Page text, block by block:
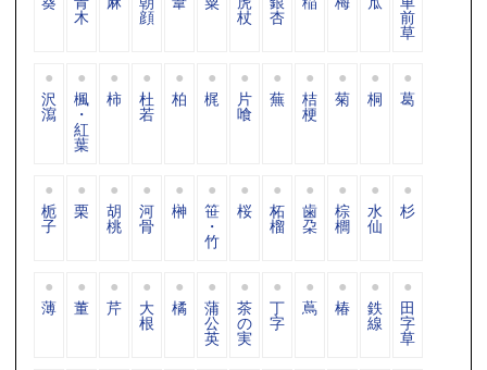
木 顔 杖 杏 前
草
沢
瀉
楓
・
紅
葉
柿 杜
若
柏 梶 片
喰
蕪 桔
梗
菊 桐 葛
栀
子
栗 胡
桃
河
骨
榊 笹
・
竹
桜 柘
榴
歯
朶
棕
櫚
水
仙
杉
薄 董 芹 大
根
橘 蒲
公
英
茶
の
実
丁
字
蔦 椿 鉄
線
田
字
草